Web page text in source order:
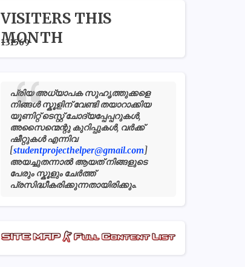
VISITERS THIS
MONTH
131569
പ്രിയ അധ്യാപക സുഹൃത്തുക്കളെ
നിങ്ങൾ സ്കൂളിന് വേണ്ടി തയാറാക്കിയ
യൂണിറ്റ് ടെസ്റ്റ് ചോദ്യപ്പേപ്പറുകൾ,
അസൈന്മെന്റു കുറിപ്പുകൾ, വർക്ക്
ഷീറ്റുകൾ എന്നിവ
[studentprojecthelper@gmail.com]
അയച്ചുതന്നാൽ ആയത് നിങ്ങളുടെ
പേരും സ്കൂളും ചേർത്ത്
പ്രസിദ്ധീകരിക്കുന്നതായിരിക്കും.